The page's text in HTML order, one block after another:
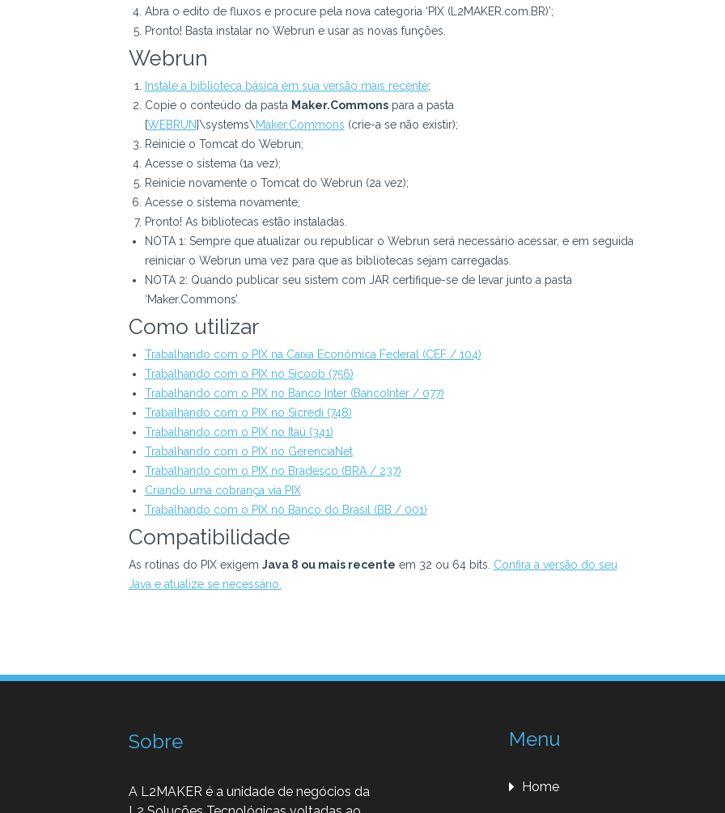
Abra o edito de fluxos e procure pela nova categoria ‘PIX (L2MAKER.com.BR)’;
Pronto! Basta instalar no Webrun e usar as novas funções.
Webrun
Instale a biblioteca básica em sua versão mais recente;
Copie o conteúdo da pasta Maker.Commonspara a pasta
[WEBRUN]\systems\Maker.Commons (crie-a se não existir);
Reinicie o Tomcat do Webrun;
Acesse o sistema (1a vez);
Reinicie novamente o Tomcat do Webrun (2a vez);
Acesse o sistema novamente;
Pronto! As bibliotecas estão instaladas.
NOTA 1: Sempre que atualizar ou republicar o Webrun será necessário acessar, e em seguida
reiniciar o Webrun uma vez para que as bibliotecas sejam carregadas.
NOTA 2: Quando publicar seu sistem com JAR certifique-se de levar junto a pasta
‘Maker.Commons’.
Como utilizar
Trabalhando com o PIX na Caixa Econômica Federal (CEF / 104)
Trabalhando com o PIX no Sicoob (756)
Trabalhando com o PIX no Banco Inter (BancoInter / 077)
Trabalhando com o PIX no Sicredi (748)
Trabalhando com o PIX no Itaú (341)
Trabalhando com o PIX no GerenciaNet
Trabalhando com o PIX no Bradesco (BRA / 237)
Criando uma cobrança via PIX
Trabalhando com o PIX no Banco do Brasil (BB / 001)
Compatibilidade
As rotinas do PIX exigem Java 8 ou mais recente em 32 ou 64 bits. Confira a versão do seu
Java e atualize se necessário.
Sobre
A L2MAKER é a unidade de negócios da
Menu
Home